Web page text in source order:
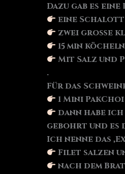
Dazu gab es
eine
zwei große
15 min
Mit Salz und
.
Für das
1 Mini
dann habe
gebohrt und es
Ich nenne das
Filet salzen
nach dem